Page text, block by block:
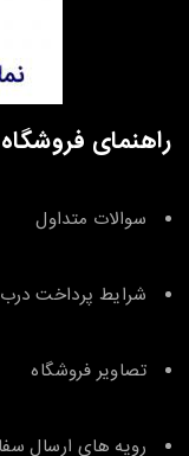
راهنمای
سوالات متداول
شرایط پرداخت
تصاویر فروشگاه
رویه های ارسال